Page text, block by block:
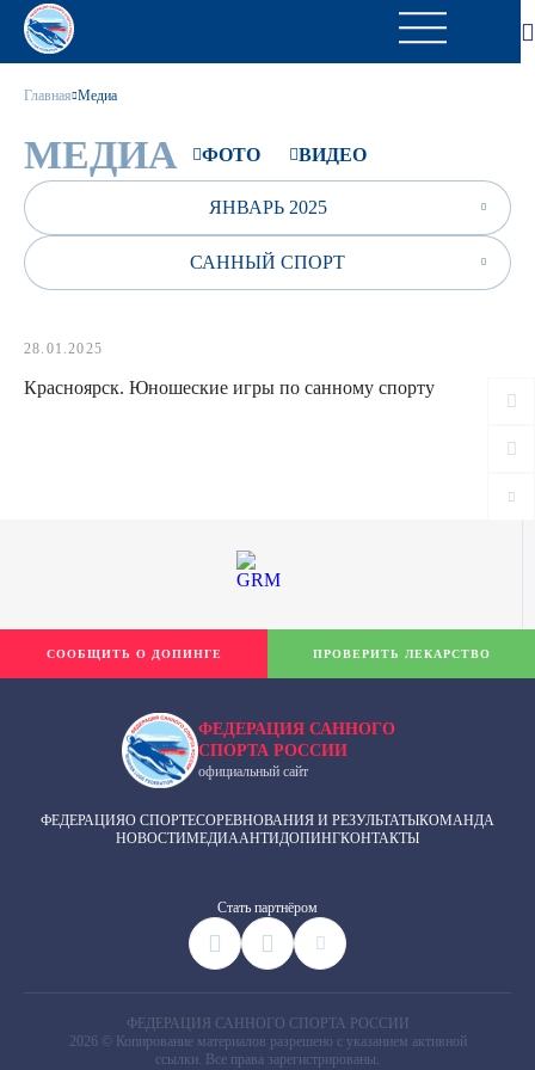
Главная Медиа
МЕДИА ФОТО ВИДЕО
ЯНВАРЬ 2025
САННЫЙ СПОРТ
28.01.2025
Красноярск. Юношеские игры по санному спорту
ФЕДЕРАЦИЯ САННОГО
СПОРТА РОССИИ
официальный сайт
ФЕДЕРАЦИЯО СПОРТЕСОРЕВНОВАНИЯ И РЕЗУЛЬТАТЫКОМАНДА
НОВОСТИМЕДИААНТИДОПИНГКОНТАКТЫ
Cтать партнёром
СООБЩИТЬ О ДОПИНГЕ ПРОВЕРИТЬ ЛЕКАРСТВО
ФЕДЕРАЦИЯ САННОГО СПОРТА РОССИИ
2026 © Копирование материалов разрешено с указанием активной
ссылки. Все права зарегистрированы.